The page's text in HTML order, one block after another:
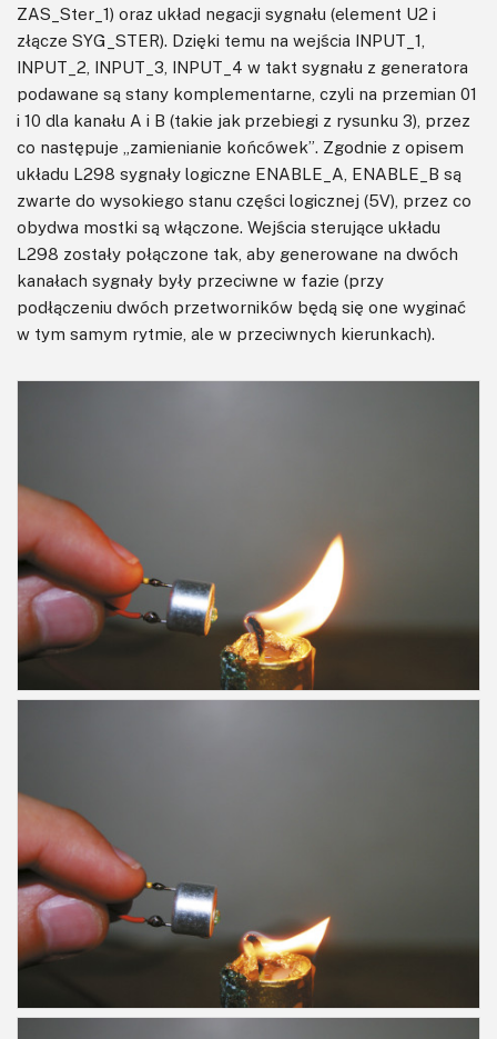
ZAS_Ster_1) oraz układ negacji sygnału (element U2 i
złącze SYG_STER). Dzięki temu na wejścia INPUT_1,
INPUT_2, INPUT_3, INPUT_4 w takt sygnału z generatora
podawane są stany komplementarne, czyli na przemian 01
i 10 dla kanału A i B (takie jak przebiegi z rysunku 3), przez
co następuje „zamienianie końcówek”. Zgodnie z opisem
układu L298 sygnały logiczne ENABLE_A, ENABLE_B są
zwarte do wysokiego stanu części logicznej (5V), przez co
obydwa mostki są włączone. Wejścia sterujące układu
L298 zostały połączone tak, aby generowane na dwóch
kanałach sygnały były przeciwne w fazie (przy
podłączeniu dwóch przetworników będą się one wyginać
w tym samym rytmie, ale w przeciwnych kierunkach).